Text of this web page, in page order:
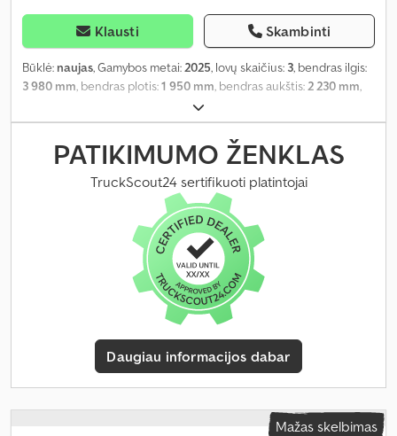
Klausti Skambinti
Būklė: naujas, Gamybos metai:2025, lovų skaičius: 3, bendras ilgis:
3 980 mm, bendras plotis:1 950 mm, bendras aukštis:2 230 mm,
, bendras svoris:
transporto priemonėje,
PATIKIMUMO ŽENKLAS
TruckScout24 sertifikuoti platintojai
Daugiau informacijos dabar
Mažas skelbimas